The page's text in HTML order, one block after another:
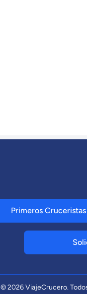
Primeros Cruceristas
© 2026 ViajeCrucero.